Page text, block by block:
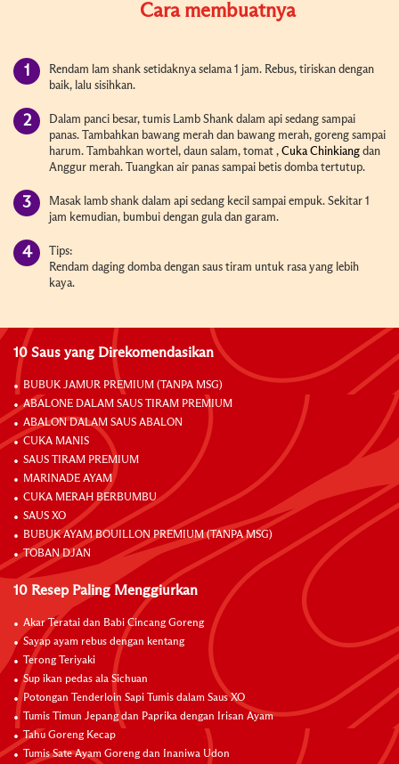
Cara membuatnya
Rendam lam shank setidaknya selama 1 jam. Rebus, tiriskan dengan
baik, lalu sisihkan.
Dalam panci besar, tumis Lamb Shank dalam api sedang sampai
panas. Tambahkan bawang merah dan bawang merah, goreng sampai
harum. Tambahkan wortel, daun salam, tomat , Cuka Chinkiang dan
Anggur merah. Tuangkan air panas sampai betis domba tertutup.
Masak lamb shank dalam api sedang kecil sampai empuk. Sekitar 1
jam kemudian, bumbui dengan gula dan garam.
Tips:
Rendam daging domba dengan saus tiram untuk rasa yang lebih
kaya.
10 Saus yang Direkomendasikan
BUBUK JAMUR PREMIUM (TANPA MSG)
ABALONE DALAM SAUS TIRAM PREMIUM
ABALON DALAM SAUS ABALON
CUKA MANIS
SAUS TIRAM PREMIUM
MARINADE AYAM
CUKA MERAH BERBUMBU
SAUS XO
BUBUK AYAM BOUILLON PREMIUM (TANPA MSG)
TOBAN DJAN
10 Resep Paling Menggiurkan
Akar Teratai dan Babi Cincang Goreng
Sayap ayam rebus dengan kentang
Terong Teriyaki
Sup ikan pedas ala Sichuan
Potongan Tenderloin Sapi Tumis dalam Saus XO
Tumis Timun Jepang dan Paprika dengan Irisan Ayam
Tahu Goreng Kecap
Tumis Sate Ayam Goreng dan Inaniwa Udon